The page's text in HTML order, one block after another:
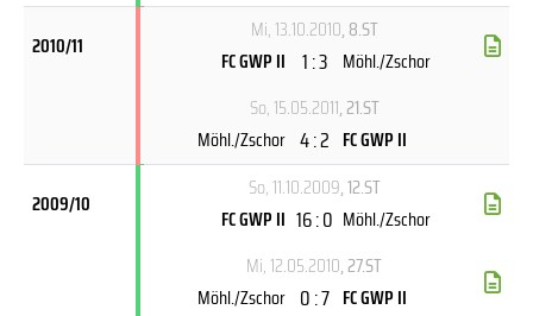
2010/11
Mi, 13.10.2010, 8.ST
FC GWP II 1 : 3 Möhl./Zschor
So, 15.05.2011, 21.ST
Möhl./Zschor 4 : 2 FC GWP II
2009/10
So, 11.10.2009, 12.ST
FC GWP II 16 : 0 Möhl./Zschor
Mi, 12.05.2010, 27.ST
Möhl./Zschor 0 : 7 FC GWP II